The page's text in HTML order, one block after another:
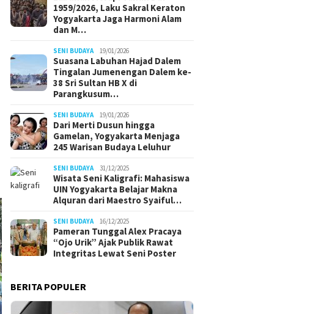
1959/2026, Laku Sakral Keraton
Yogyakarta Jaga Harmoni Alam
dan M…
SENI BUDAYA 19/01/2026
Suasana Labuhan Hajad Dalem
Tingalan Jumenengan Dalem ke-
38 Sri Sultan HB X di
Parangkusum…
SENI BUDAYA 19/01/2026
Dari Merti Dusun hingga
Gamelan, Yogyakarta Menjaga
245 Warisan Budaya Leluhur
SENI BUDAYA 31/12/2025
Wisata Seni Kaligrafi: Mahasiswa
UIN Yogyakarta Belajar Makna
Alquran dari Maestro Syaiful…
SENI BUDAYA 16/12/2025
Pameran Tunggal Alex Pracaya
“Ojo Urik” Ajak Publik Rawat
Integritas Lewat Seni Poster
BERITA POPULER